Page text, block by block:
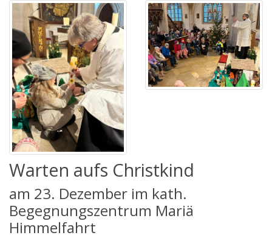
Warten aufs Christkind
am 23. Dezember im kath.
Begegnungszentrum Mariä
Himmelfahrt